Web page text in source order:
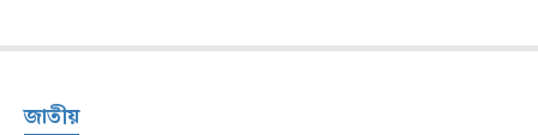
জাতীয়